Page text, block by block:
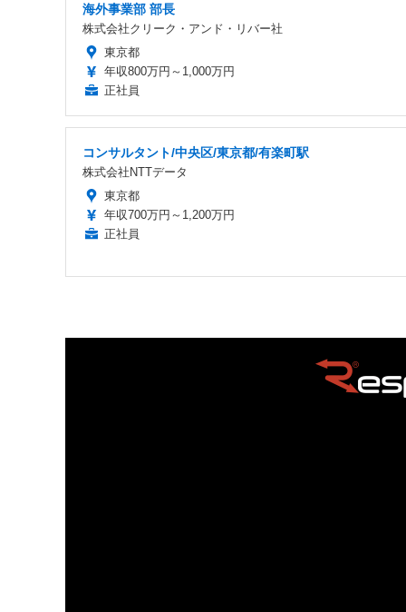
海外事業部 部長
株式会社クリーク・アンド・リバー社
東京都
年収800万円～1,000万円
正社員
コンサルタント/中央区/東京都/有楽町駅
株式会社NTTデータ
東京都
年収700万円～1,200万円
正社員